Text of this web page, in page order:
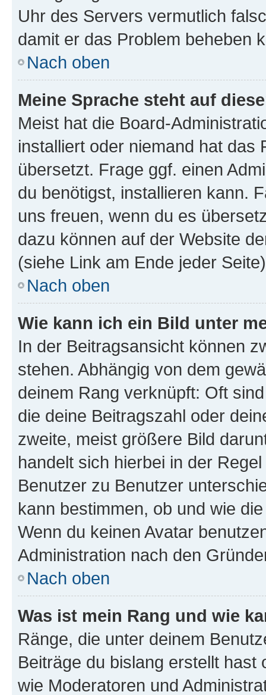
Uhr des Servers vermutlich
damit er das Problem beheben
Nach oben
Meine Sprache steht auf
Meist hat die Board-
installiert oder niemand hat das
übersetzt. Frage ggf. einen
du benötigst, installieren kann.
uns freuen, wenn du es
dazu können auf der Website
(siehe Link am Ende jeder
Nach oben
Wie kann ich ein Bild unter
In der Beitragsansicht können
stehen. Abhängig von dem
deinem Rang verknüpft: Oft
die deine Beitragszahl oder
zweite, meist größere Bild
handelt sich hierbei in der
Benutzer zu Benutzer
kann bestimmen, ob und wie
Wenn du keinen Avatar
Administration nach den
Nach oben
Was ist mein Rang und wie
Ränge, die unter deinem
Beiträge du bislang erstellt
wie Moderatoren und